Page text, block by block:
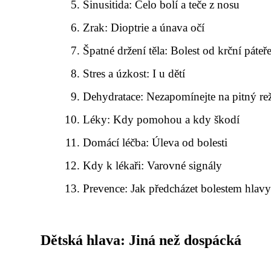
Sinusitida: Čelo bolí a teče z nosu
Zrak: Dioptrie a únava očí
Špatné držení těla: Bolest od krční páteře
Stres a úzkost: I u dětí
Dehydratace: Nezapomínejte na pitný
Léky: Kdy pomohou a kdy škodí
Domácí léčba: Úleva od bolesti
Kdy k lékaři: Varovné signály
Prevence: Jak předcházet bolestem hlavy
Dětská hlava: Jiná než dospácká